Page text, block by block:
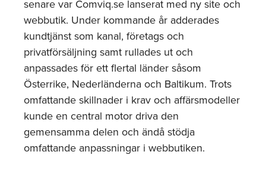
senare var Comviq.se lanserat med ny site och
webbutik. Under kommande år adderades
kundtjänst som kanal, företags och
privatförsäljning samt rullades ut och
anpassades för ett flertal länder såsom
Österrike, Nederländerna och Baltikum. Trots
omfattande skillnader i krav och affärsmodeller
kunde en central motor driva den
gemensamma delen och ändå stödja
omfattande anpassningar i webbutiken.